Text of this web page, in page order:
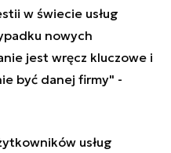
w świecie usług
nowych
jest wręcz kluczowe i
być danej firmy" -
usług